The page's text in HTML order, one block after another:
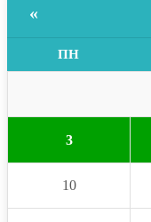
«
ПН
3
10